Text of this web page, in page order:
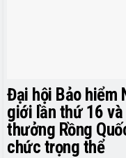
Đại hội Bảo hiểm
giới lần thứ 16
thưởng Rồng
chức trọng thể